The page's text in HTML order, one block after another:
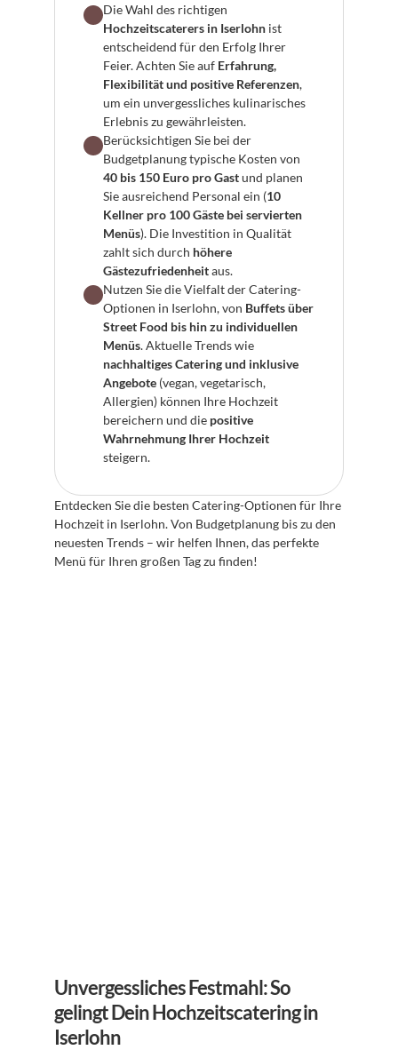
Hochzeitscaterers in Iserlohn ist
entscheidend für den Erfolg Ihrer
Feier. Achten Sie auf Erfahrung,
Flexibilität und positive Referenzen,
um ein unvergessliches kulinarisches
Erlebnis zu gewährleisten.
Berücksichtigen Sie bei der
40 bis 150 Euro pro Gast und planen
Sie ausreichend Personal ein (10
Kellner pro 100 Gäste bei servierten
Menüs). Die Investition in Qualität
zahlt sich durch höhere
Gästezufriedenheit aus.
Nutzen Sie die Vielfalt der Catering-
Optionen in Iserlohn, von Buffets über
Street Food bis hin zu individuellen
Menüs
nachhaltiges Catering und inklusive
Angebote (vegan, vegetarisch,
Allergien) können Ihre Hochzeit
bereichern und die positive
Wahrnehmung Ihrer Hochzeit
steigern.
Entdecken Sie die besten Catering-Optionen für Ihre
Hochzeit in Iserlohn. Von Budgetplanung bis zu den
neuesten Trends – wir helfen Ihnen, das perfekte
Menü für Ihren großen Tag zu finden!
Unvergessliches Festmahl: So
gelingt Dein Hochzeitscatering in
Iserlohn